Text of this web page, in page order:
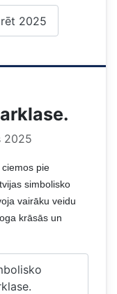
2025
2025
pie
simbolisko
vairāku veidu
krāsās un